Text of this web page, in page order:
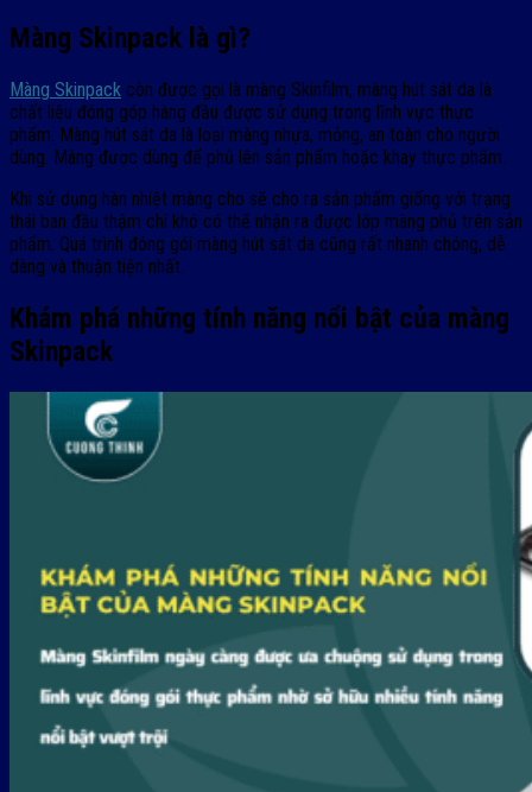
Màng Skinpack là gì?
Màng Skinpack còn được gọi là màng Skinfilm, màng hút sát da là
chất liệu đóng góp hàng đầu được sử dụng trong lĩnh vực thực
phẩm. Màng hút sát da là loại màng nhựa, mỏng, an toàn cho người
dùng. Màng được dùng để phủ lên sản phẩm hoặc khay thực phẩm.
Khi sử dụng hàn nhiệt màng cho sẽ cho ra sản phẩm giống với trạng
thái ban đầu thậm chí khó có thể nhận ra được lớp màng phủ trên sản
phẩm. Quá trình đóng gói màng hút sát da cũng rất nhanh chóng, dễ
dàng và thuận tiện nhất.
Khám phá những tính năng nổi bật của màng
Skinpack